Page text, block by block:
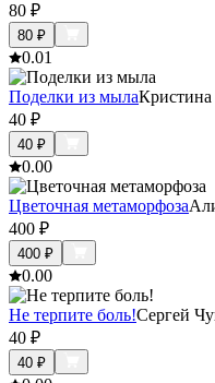
80 ₽
80 ₽
0.01
Поделки из мыла
40 ₽
40 ₽
0.00
Цветочная метаморфоза
400 ₽
400 ₽
0.00
Не терпите боль!Сергей
40 ₽
40 ₽